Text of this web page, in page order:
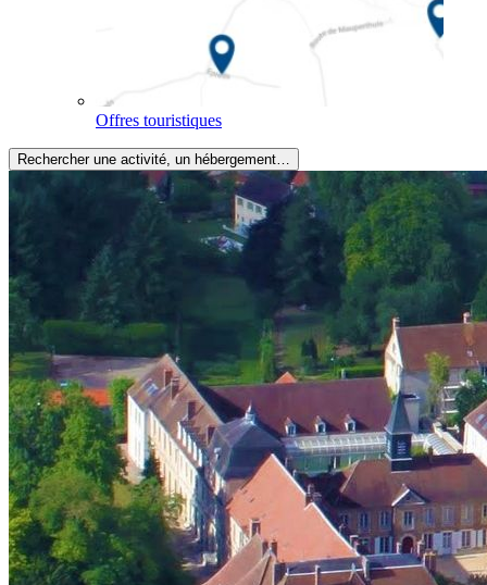
Offres touristiques
Rechercher une activité, un hébergement…